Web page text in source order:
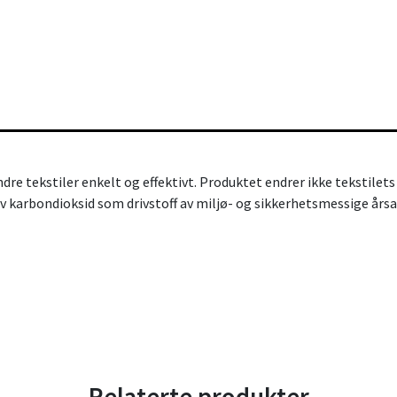
tekstiler enkelt og effektivt. Produktet endrer ikke tekstilets
som drivstoff av miljø- og sikkerhetsmessige